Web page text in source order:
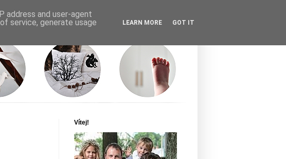
Vítej!
address and user-agent
service, generate usage
LEARN MORE GOT IT